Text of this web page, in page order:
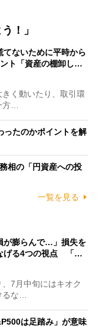
！」
てないために平時から
ト「資産の棚卸し…
く動いたり、取引環
…
ったのかポイントを解
相の「円資産への投
一覧を見る
が膨らんで…」損失を
げる4つの視点 「…
7月中旬にはキオク
な…
は足踏み」が意味